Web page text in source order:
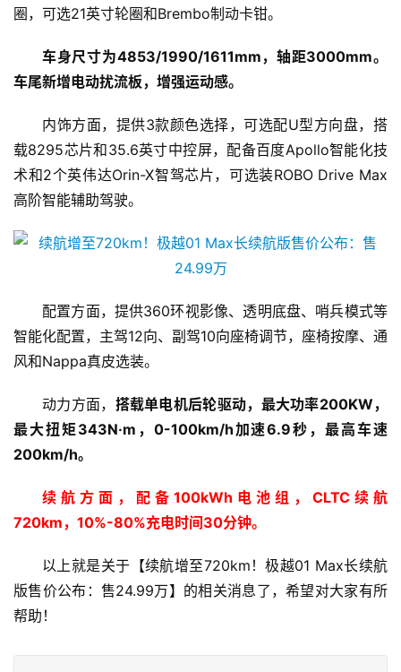
圈，可选21英寸轮圈和Brembo制动卡钳。
车身尺寸为4853/1990/1611mm，轴距3000mm。
车尾新增电动扰流板，增强运动感。
内饰方面，提供3款颜色选择，可选配U型方向盘，搭
载8295芯片和35.6英寸中控屏，配备百度Apollo智能化技
术和2个英伟达Orin-X智驾芯片，可选装ROBO Drive Max
高阶智能辅助驾驶。
配置方面，提供360环视影像、透明底盘、哨兵模式等
智能化配置，主驾12向、副驾10向座椅调节，座椅按摩、通
风和Nappa真皮选装。
动力方面， 搭载单电机后轮驱动，最大功率200KW，
最大扭矩343N·m，0-100km/h加速6.9秒，最高车速
200km/h。
续航方面，配备100kWh电池组，CLTC续航
720km，10%-80%充电时间30分钟。
以上就是关于【续航增至720km！极越01 Max长续航
版售价公布：售24.99万】的相关消息了，希望对大家有所
帮助！